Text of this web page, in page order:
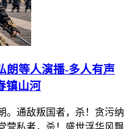
朗等人演播-多人有声
镇山河
。通敌叛国者，杀！贪污纳